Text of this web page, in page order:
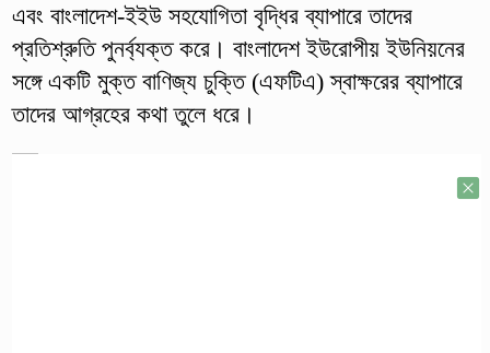
এবং বাংলাদেশ-ইইউ সহযোগিতা বৃদ্ধির ব্যাপারে তাদের
প্রতিশ্রুতি পুনর্ব্যক্ত করে। বাংলাদেশ ইউরোপীয় ইউনিয়নের
সঙ্গে একটি মুক্ত বাণিজ্য চুক্তি (এফটিএ) স্বাক্ষরের ব্যাপারে
তাদের আগ্রহের কথা তুলে ধরে।